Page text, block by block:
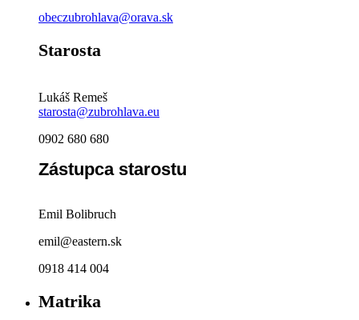
obeczubrohlava@orava.sk
Starosta
Lukáš Remeš
starosta@zubrohlava.eu
0902 680 680
Zástupca starostu
Emil Bolibruch
emil@eastern.sk
0918 414 004
Matrika